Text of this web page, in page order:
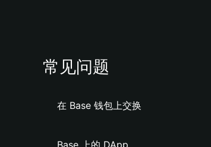
常见问题
在 Base 钱包上交换
Base 上的 DApp